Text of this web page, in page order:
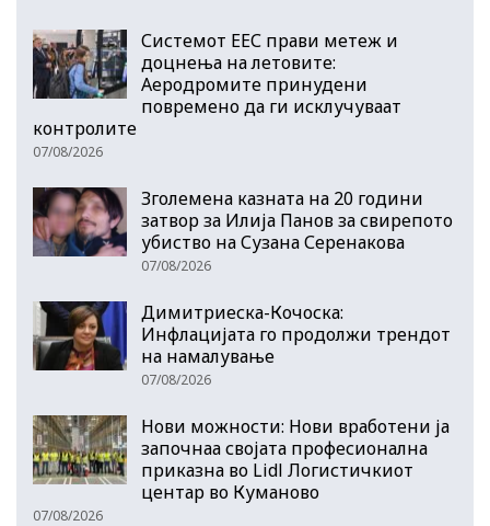
Системот ЕЕС прави метеж и
доцнења на летовите:
Аеродромите принудени
повремено да ги исклучуваат
контролите
07/08/2026
Зголемена казната на 20 години
затвор за Илија Панов за свирепото
убиство на Сузана Серенакова
07/08/2026
Димитриеска-Кочоска:
Инфлацијата го продолжи трендот
на намалување
07/08/2026
Нови можности: Нови вработени ја
започнаа својата професионална
приказна во Lidl Логистичкиот
центар во Куманово
07/08/2026